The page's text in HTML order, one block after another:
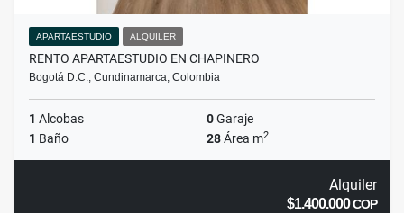
APARTAESTUDIO ALQUILER
RENTO APARTAESTUDIO EN CHAPINERO
Bogotá D.C., Cundinamarca, Colombia
1 Alcobas 0Garaje
1 Baño 28Área m2
Alquiler
$1.400.000COP